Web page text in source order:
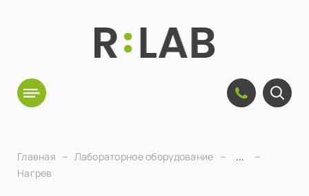
Главная Лабораторное оборудование
...
Нагрев